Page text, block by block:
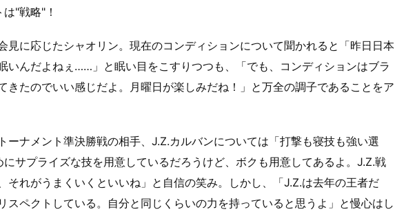
"戦略"！
見に応じたシャオリン。現在のコンディションについて聞かれると「昨日日本
いんだよねぇ……」と眠い目をこすりつつも、「でも、コンディションはブラ
きたのでいい感じだよ。月曜日が楽しみだね！」と万全の調子であることをア
ーナメント準決勝戦の相手、J.Z.カルバンについては「打撃も寝技も強い選
サプライズな技を用意しているだろうけど、ボクも用意してあるよ。J.Z.戦
それがうまくいくといいね」と自信の笑み。しかし、「J.Z.は去年の王者だ
スペクトしている。自分と同じくらいの力を持っていると思うよ」と慢心はし